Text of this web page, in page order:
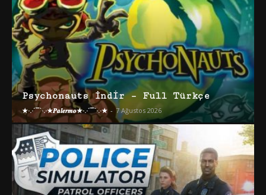
Psychonauts İndir – Full Türkçe
★·.·´¯`·.·★𝑷𝒂𝒍𝒆𝒓𝒎𝒐★·.·´¯`·.·★ - 7 Ağustos 2026